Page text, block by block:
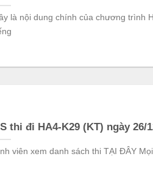
là nội dung chính của chương trình
thi đi HA4-K29 (KT) ngày 26/
viên xem danh sách thi TẠI ĐÂY